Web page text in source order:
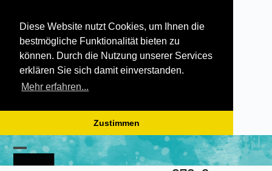
Diese Website nutzt Cookies, um Ihnen die
bestmögliche Funktionalität bieten zu
können. Durch die Nutzung unserer Services
erklären Sie sich damit einverstanden.
Mehr erfahren...
Zustimmen
Skip
to
content
Open
Close